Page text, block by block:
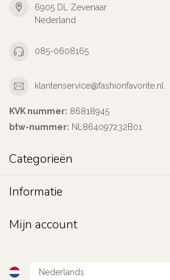
6905 DL Zevenaar
Nederland
085-0608165
klantenservice@fashionfavorite.nl
KVK nummer: 86818945
btw-nummer: NL864097232B01
Categorieën
Informatie
Mijn account